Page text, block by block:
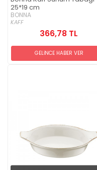
25*19 cm
BONNA
KAFF
366,78 TL
GELİNCE HABER VER